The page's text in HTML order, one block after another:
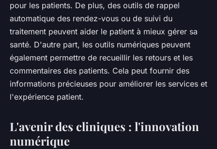
pour les patients. De plus, des outils de rappel
automatique des rendez-vous ou de suivi du
traitement peuvent aider le patient à mieux gérer sa
santé. D'autre part, les outils numériques peuvent
également permettre de recueillir les retours et les
commentaires des patients. Cela peut fournir des
informations précieuses pour améliorer les services et
l'expérience patient.
L'avenir des cliniques : l'innovation
numérique